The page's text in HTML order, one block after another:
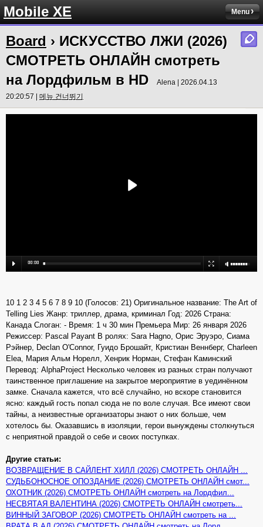
Mobile XE Menu
Board › ИСКУССТВО ЛЖИ (2026)
СМОТРЕТЬ ОНЛАЙН смотреть
на Лордфильм в HD
Alena | 2026.04.13
20:20:57 | 메뉴 건너뛰기
10 1 2 3 4 5 6 7 8 9 10 (Голосов: 21) Оригинальное название: The Art of
Telling Lies Жанр: триллер, драма, криминал Год: 2026 Страна:
Канада Слоган: - Время: 1 ч 30 мин Премьера Мир: 26 января 2026
Режиссер: Pascal Payant В ролях: Sara Hagno, Орис Эруэро, Сиама
Рэйнер, Declan O'Connor, Гуидо Брошайт, Кристиан Веннберг, Charleen
Elea, Мария Альм Норелл, Хенрик Норман, Стефан Каминский
Перевод: AlphaProject Несколько человек из разных стран получают
таинственное приглашение на закрытое мероприятие в уединённом
замке. Сначала кажется, что всё случайно, но вскоре становится
ясно: каждый гость попал сюда не по воле случая. Все имеют свои
тайны, а неизвестные организаторы знают о них больше, чем
хотелось бы. Оказавшись в изоляции, герои вынуждены столкнуться
с неприятной правдой о себе и своих поступках.
Другие статьи:
ВОЗВРАЩЕНИЕ В САЙЛЕНТ ХИЛЛ (2026) СМОТРЕТЬ ОНЛАЙН ...
СУДЬБОНОСНОЕ ОПОЗДАНИЕ (2026) СМОТРЕТЬ ОНЛАЙН смот...
ОХОТНИК (2026) СМОТРЕТЬ ОНЛАЙН смотреть на Лордфил...
НЕСВЯТАЯ ВАЛЕНТИНА (2026) СМОТРЕТЬ ОНЛАЙН смотреть...
ВИННЫЙ ЗАГОВОР (2026) СМОТРЕТЬ ОНЛАЙН смотреть на ...